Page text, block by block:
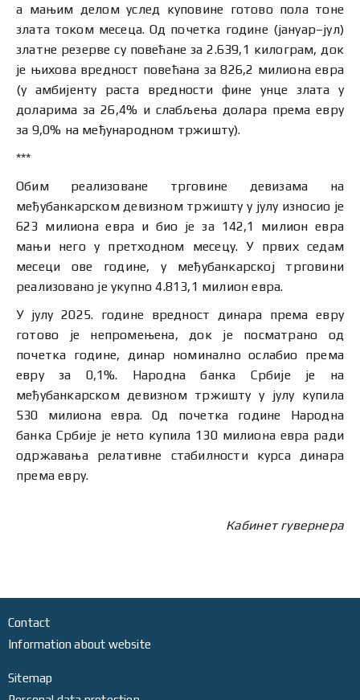
а мањим делом услед куповине готово пола тоне
злата током месеца. Од почетка године (јануар–јул)
златне резерве су повећане за 2.639,1 килограм, док
је њихова вредност повећана за 826,2 милиона евра
(у амбијенту раста вредности фине унце злата у
доларима за 26,4% и слабљења долара према евру
за 9,0% на међународном тржишту).
***
Обим реализоване трговине девизама на
међубанкарском девизном тржишту у јулу износио је
623 милиона евра и био је за 142,1 милион евра
мањи него у претходном месецу. У првих седам
месеци ове године, у међубанкарској трговини
реализовано је укупно 4.813,1 милион евра.
У јулу 2025. године вредност динара према евру
готово је непромењена, док је посматрано од
почетка године, динар номинално ослабио према
евру за 0,1%. Народна банка Србије је на
међубанкарском девизном тржишту у јулу купила
530 милиона евра. Од почетка године Народна
банка Србије је нето купила 130 милиона евра ради
одржавања релативне стабилности курса динара
према евру.
Кабинет гувернера
Contact
Information about website
Sitemap